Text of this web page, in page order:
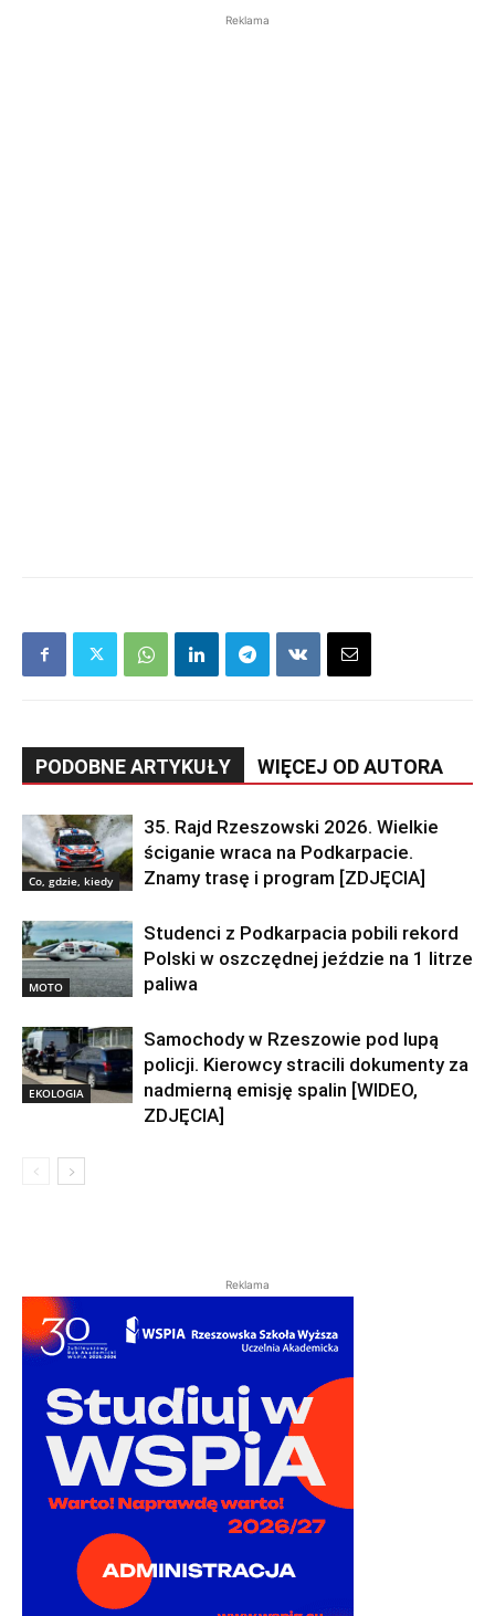
Reklama
PODOBNE ARTYKUŁY WIĘCEJ OD AUTORA
Co, gdzie, kiedy
35. Rajd Rzeszowski 2026. Wielkie
ściganie wraca na Podkarpacie.
Znamy trasę i program [ZDJĘCIA]
MOTO
Studenci z Podkarpacia pobili rekord
Polski w oszczędnej jeździe na 1 litrze
paliwa
EKOLOGIA
Samochody w Rzeszowie pod lupą
policji. Kierowcy stracili dokumenty za
nadmierną emisję spalin [WIDEO,
ZDJĘCIA]
Reklama